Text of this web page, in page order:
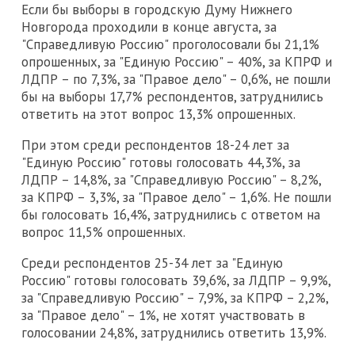
Если бы выборы в городскую Думу Нижнего
Новгорода проходили в конце августа, за
"Справедливую Россию" проголосовали бы 21,1%
опрошенных, за "Единую Россию" – 40%, за КПРФ и
ЛДПР – по 7,3%, за "Правое дело" – 0,6%, не пошли
бы на выборы 17,7% респондентов, затруднились
ответить на этот вопрос 13,3% опрошенных.
При этом среди респондентов 18-24 лет за
"Единую Россию" готовы голосовать 44,3%, за
ЛДПР – 14,8%, за "Справедливую Россию" – 8,2%,
за КПРФ – 3,3%, за "Правое дело" – 1,6%. Не пошли
бы голосовать 16,4%, затруднились с ответом на
вопрос 11,5% опрошенных.
Среди респондентов 25-34 лет за "Единую
Россию" готовы голосовать 39,6%, за ЛДПР – 9,9%,
за "Справедливую Россию" – 7,9%, за КПРФ – 2,2%,
за "Правое дело" – 1%, не хотят участвовать в
голосовании 24,8%, затруднились ответить 13,9%.